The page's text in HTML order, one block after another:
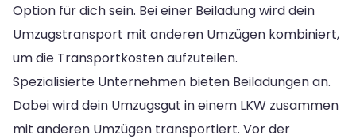
Option für dich sein. Bei einer Beiladung wird dein
Umzugstransport mit anderen Umzügen kombiniert,
um die Transportkosten aufzuteilen.
Spezialisierte Unternehmen bieten Beiladungen an.
Dabei wird dein Umzugsgut in einem LKW zusammen
mit anderen Umzügen transportiert. Vor der